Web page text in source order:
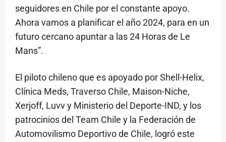
seguidores en Chile por el constante apoyo.
Ahora vamos a planificar el año 2024, para en un
futuro cercano apuntar a las 24 Horas de Le
Mans”.
El piloto chileno que es apoyado por Shell-Helix,
Clínica Meds, Traverso Chile, Maison-Niche,
Xerjoff, Luvv y Ministerio del Deporte-IND, y los
patrocinios del Team Chile y la Federación de
Automovilismo Deportivo de Chile, logró este